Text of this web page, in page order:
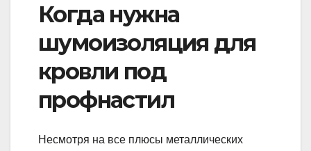
Когда нужна
шумоизоляция для
кровли под
профнастил
Несмотря на все плюсы металлических